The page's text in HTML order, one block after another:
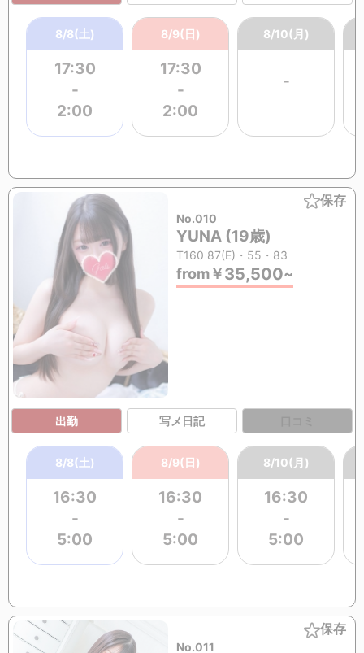
8/8(土)
17:30
-
2:00
8/9(日)
17:30
-
2:00
8/10(月)
-
保存
No.010
YUNA (19歳)
T160 87(E)・55・83
from￥35,500~
出勤 写メ日記
8/8(土)
16:30
-
5:00
8/9(日)
16:30
-
5:00
8/10(月)
16:30
-
5:00
保存
No.011